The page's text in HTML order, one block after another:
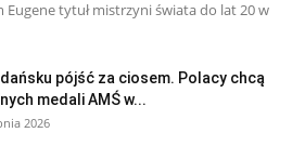
Eugene tytuł mistrzyni świata do lat 20 w
pójść za ciosem. Polacy chcą
medali AMŚ w...
2026